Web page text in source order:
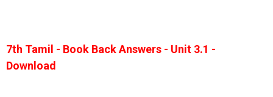
7th Tamil - Book Back Answers - Unit 3.1 -
Download